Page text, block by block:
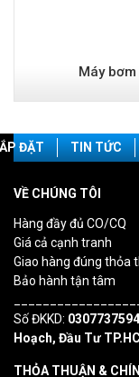
Máy bơm
ĐẶT TIN TỨC
VỀ CHÚNG TÔI
Hàng đầy đủ CO/CQ
Giá cả cạnh tranh
Giao hàng đúng thỏa
Bảo hành tận tâm
Số ĐKKD: 0307737594
Hoạch, Đầu Tư
THỎA THUẬN &